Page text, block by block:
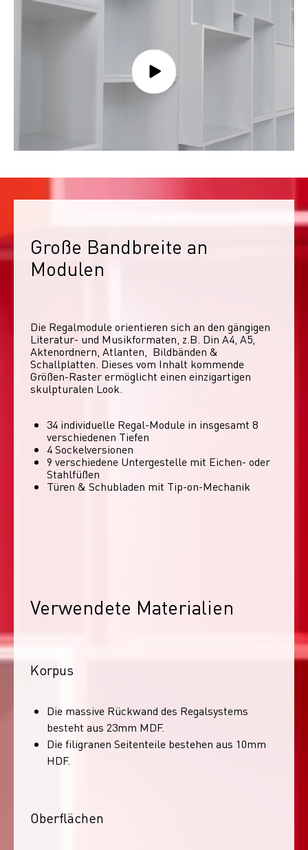
Große Bandbreite an
Modulen
Die Regalmodule orientieren sich an den gängigen
Literatur- und Musikformaten, z.B. Din A4, A5,
Aktenordnern, Atlanten,  Bildbänden &
Schallplatten. Dieses vom Inhalt kommende
Größen-Raster ermöglicht einen einzigartigen
skulpturalen Look.
34 individuelle Regal-Module​ in insgesamt 8
verschiedenen Tiefen
4 Sockelversionen​
9 verschiedene Untergestelle mit Eichen- oder
Stahlfüßen
Türen & Schubladen mit Tip-on-Mechanik
Verwendete Materialien
Korpus
Die massive Rückwand des Regalsystems
besteht aus 23mm MDF.
Die filigranen Seitenteile bestehen aus 10mm
HDF.
Oberflächen